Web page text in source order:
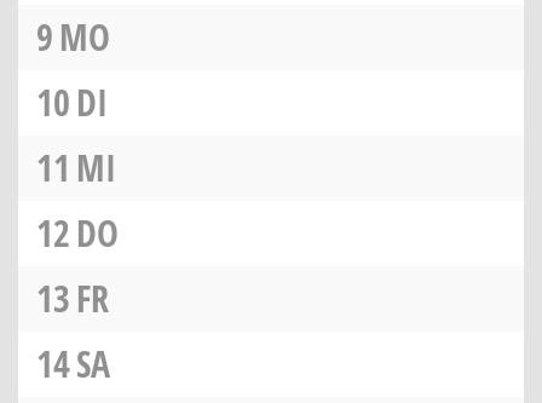
9MO
10DI
11 MI
12DO
13FR
14SA